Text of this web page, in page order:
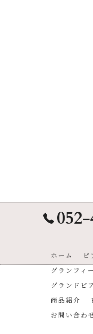
ホーム ピ
グランフィ
グランドピ
商品紹介
お問い合わ